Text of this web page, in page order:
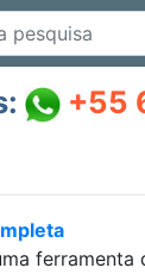
+55
ferramenta